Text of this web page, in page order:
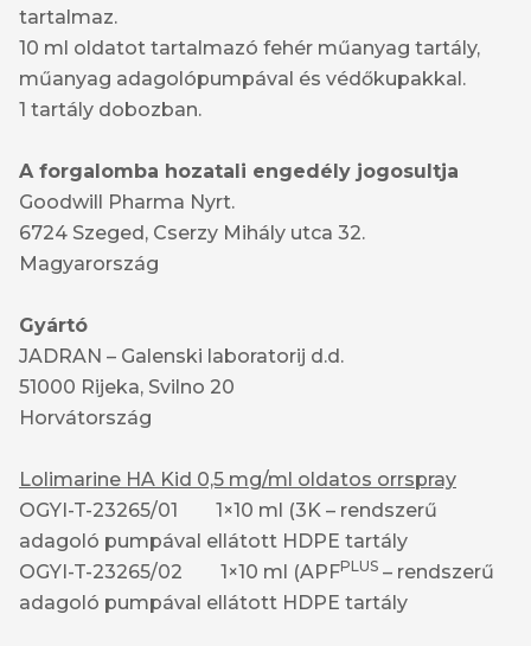
tartalmaz.
10 ml oldatot tartalmazó fehér műanyag tartály,
műanyag adagolópumpával és védőkupakkal.
1 tartály dobozban.
A forgalomba hozatali engedély jogosultja
Goodwill Pharma Nyrt.
6724 Szeged, Cserzy Mihály utca 32.
Magyarország
Gyártó
JADRAN – Galenski laboratorij d.d.
51000 Rijeka, Svilno 20
Horvátország
Lolimarine HA Kid 0,5 mg/ml oldatos orrspray
OGYI-T-23265/01 1×10 ml (3K – rendszerű
adagoló pumpával ellátott HDPE tartály
OGYI-T-23265/02 1×10 ml (APFPLUS – rendszerű
adagoló pumpával ellátott HDPE tartály